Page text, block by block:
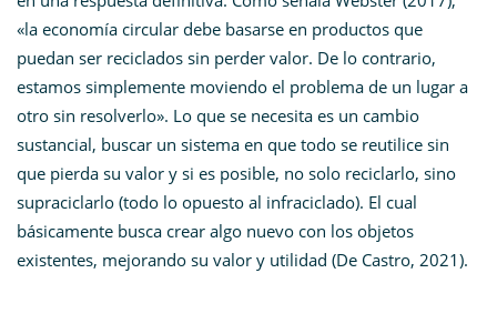
«la economía circular debe basarse en productos que
puedan ser reciclados sin perder valor. De lo contrario,
estamos simplemente moviendo el problema de un lugar a
otro sin resolverlo». Lo que se necesita es un cambio
sustancial, buscar un sistema en que todo se reutilice sin
que pierda su valor y si es posible, no solo reciclarlo, sino
supraciclarlo (todo lo opuesto al infraciclado). El cual
básicamente busca crear algo nuevo con los objetos
existentes, mejorando su valor y utilidad (De Castro, 2021).